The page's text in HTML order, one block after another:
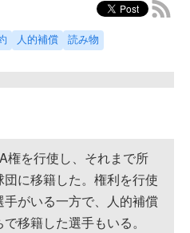
人的補償 読み物
権を行使し、それまで所
に移籍した。権利を行使
がいる一方で、人的補償
移籍した選手もいる。